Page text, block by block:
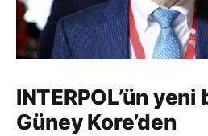
INTERPOL’ün yeni
Güney Kore’den